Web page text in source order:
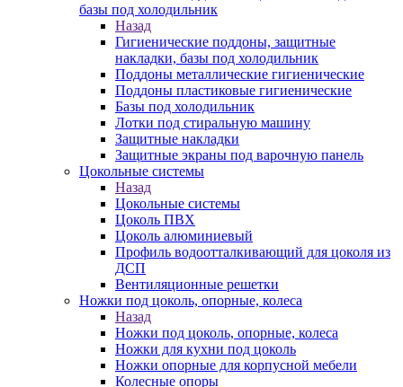
базы под холодильник
Назад
Гигиенические поддоны, защитные
накладки, базы под холодильник
Поддоны металлические гигиенические
Поддоны пластиковые гигиенические
Базы под холодильник
Лотки под стиральную машину
Защитные накладки
Защитные экраны под варочную панель
Цокольные системы
Назад
Цокольные системы
Цоколь ПВХ
Цоколь алюминиевый
Профиль водоотталкивающий для цоколя из
ДСП
Вентиляционные решетки
Ножки под цоколь, опорные, колеса
Назад
Ножки под цоколь, опорные, колеса
Ножки для кухни под цоколь
Ножки опорные для корпусной мебели
Колесные опоры